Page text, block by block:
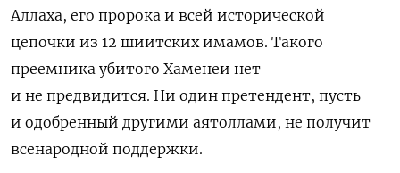
Аллаха, его пророка и всей исторической
цепочки из 12 шиитских имамов. Такого
преемника убитого Хаменеи нет
и не предвидится. Ни один претендент, пусть
и одобренный другими аятоллами, не получит
всенародной поддержки.